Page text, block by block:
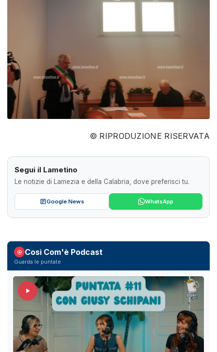
© RIPRODUZIONE RISERVATA
Segui il Lametino
Le notizie di Lamezia e della Calabria, dove preferisci tu.
Google News WhatsApp
Così Com'è Podcast
Guarda le puntate